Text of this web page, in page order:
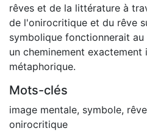
rêves et de la littérature à
de l'onirocritique et du rêve
symbolique fonctionnerait
un cheminement exactement
métaphorique.
Mots-clés
image mentale, symbole, rêve
onirocritique